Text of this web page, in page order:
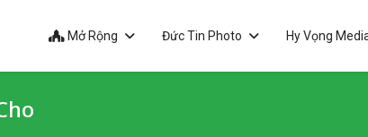
Mở Rộng Đức Tin Photo Hy Vọng